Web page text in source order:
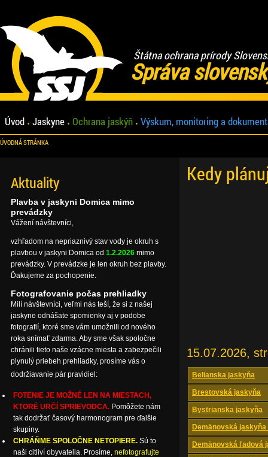
Štátna ochrana prírody
Správa
Úvod Jaskyne Ochrana jaskýň Výskum, monitoring a
ÚVODNÁ STRÁNKA
Kedy
15.07.2026,
Belianska jaskyňa
Brestovská jaskyňa
Bystrianska jaskyňa
Demänovská
Demänovská ľadová
Aktuality
Plavba v jaskyni Domica mimo
prevádzky
Vážení návštevníci,
vzhľadom na nepriaznivý stav vody je okruh s
plavbou v jaskyni Domica od 1.2.2026 mimo
prevádzky. V prevádzke je len okruh bez plavby.
Ďakujeme za pochopenie.
Fotografovanie počas prehliadky
Milí návštevníci, veľmi nás teší, že si z našej
jaskyne odnášate spomienky aj v podobe
fotografií, ktoré sme vám umožnili od nového
roka snímať zdarma. Aby sme však spoločne
chránili tieto naše vzácne miesta a zabezpečili
plynulý priebeh prehliadky, prosíme vás o
dodržiavanie pár pravidiel:
FOTENIE JE MOŽNÉ LEN NA MIESTACH,
KTORÉ URČÍ SPRIEVODCA. Pomôžete nám
tak dodržať časový harmonogram pre ďalšie
skupiny.
CHRÁŇME SPOLOČNE NETOPIERE. Sú to
naši citliví obyvatelia. Prosíme, nefotografujte